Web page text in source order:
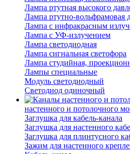
Лампа ртутная высокого
Лампа ртутно-вольфрамовая
Лампа с инфракрасным
Лампа с УФ-излучением
Лампа светодиодная
Лампа сигнальная светофора
Лампа студийная,
Лампы специальные
Модуль светодиодный
Светодиод одиночный
настенного и потолочного
Заглушка для кабель-канала
Заглушка для настенного
Заглушка для плинтусного
Зажим для настенного